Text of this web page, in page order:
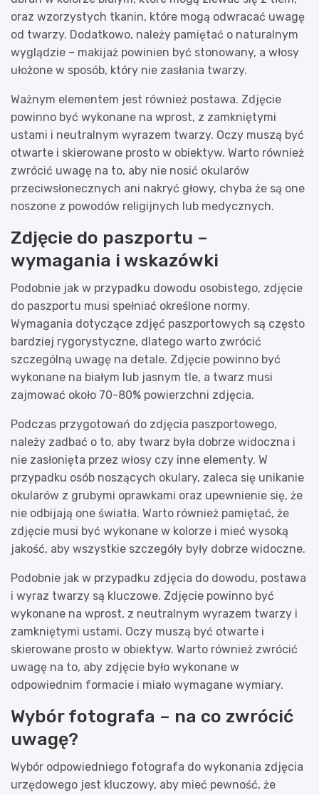
oraz wzorzystych tkanin, które mogą odwracać uwagę
od twarzy. Dodatkowo, należy pamiętać o naturalnym
wyglądzie – makijaż powinien być stonowany, a włosy
ułożone w sposób, który nie zasłania twarzy.
Ważnym elementem jest również postawa. Zdjęcie
powinno być wykonane na wprost, z zamkniętymi
ustami i neutralnym wyrazem twarzy. Oczy muszą być
otwarte i skierowane prosto w obiektyw. Warto również
zwrócić uwagę na to, aby nie nosić okularów
przeciwsłonecznych ani nakryć głowy, chyba że są one
noszone z powodów religijnych lub medycznych.
Zdjęcie do paszportu –
wymagania i wskazówki
Podobnie jak w przypadku dowodu osobistego, zdjęcie
do paszportu musi spełniać określone normy.
Wymagania dotyczące zdjęć paszportowych są często
bardziej rygorystyczne, dlatego warto zwrócić
szczególną uwagę na detale. Zdjęcie powinno być
wykonane na białym lub jasnym tle, a twarz musi
zajmować około 70-80% powierzchni zdjęcia.
Podczas przygotowań do zdjęcia paszportowego,
należy zadbać o to, aby twarz była dobrze widoczna i
nie zasłonięta przez włosy czy inne elementy. W
przypadku osób noszących okulary, zaleca się unikanie
okularów z grubymi oprawkami oraz upewnienie się, że
nie odbijają one światła. Warto również pamiętać, że
zdjęcie musi być wykonane w kolorze i mieć wysoką
jakość, aby wszystkie szczegóły były dobrze widoczne.
Podobnie jak w przypadku zdjęcia do dowodu, postawa
i wyraz twarzy są kluczowe. Zdjęcie powinno być
wykonane na wprost, z neutralnym wyrazem twarzy i
zamkniętymi ustami. Oczy muszą być otwarte i
skierowane prosto w obiektyw. Warto również zwrócić
uwagę na to, aby zdjęcie było wykonane w
odpowiednim formacie i miało wymagane wymiary.
Wybór fotografa – na co zwrócić
uwagę?
Wybór odpowiedniego fotografa do wykonania zdjęcia
urzędowego jest kluczowy, aby mieć pewność, że